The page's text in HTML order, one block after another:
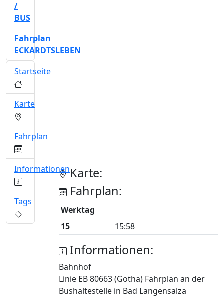
Karte:
Fahrplan:
Werktag
15
15:58
Informationen:
Bahnhof
Linie EB 80663 (Gotha) Fahrplan an der
Bushaltestelle in Bad Langensalza
/
BUS
Fahrplan
ECKARDTSLEBEN
Startseite
Karte
Fahrplan
Informationen
Tags